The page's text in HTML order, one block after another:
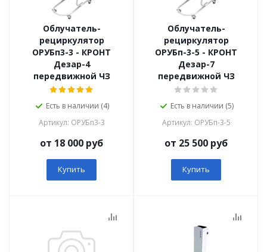
Облучатель-
рециркулятор
ОРУБп3-3 - КРОНТ
Дезар-4
передвижной ЧЗ
Есть в наличии (4)
Артикул: ОРУБп3-3
от 18 000 руб
Купить
Облучатель-
рециркулятор
ОРУБп-3-5 - КРОНТ
Дезар-7
передвижной ЧЗ
Есть в наличии (5)
Артикул: ОРУБп-3-5
от 25 500 руб
Купить